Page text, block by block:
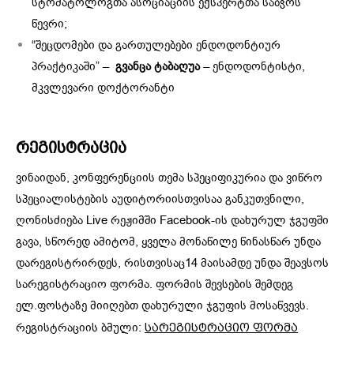
წევრი;
“შეცდომები და გართულებები ენდოდონტიურ
პრაქტიკაში” – გვანცა ტაბაღუა– ენდოდონტისტი,
მკვლევარი დოქტორანტი
რეგისტრაცია
ვინაიდან, კონფერენციის თემა სპეციფიკურია და ვიწრო
სპეციალისტების აუდიტორიისთვისაა განკუთვნილი,
ღონისძიება Live რეჟიმში Facebook-ის დახურულ ჯგუფში
გავა, სწორედ ამიტომ, ყველა მონაწილე წინასწარ უნდა
დარეგისტრირდეს, რისთვისაც14 მაისამდე უნდა შეავსოს
სარეგისტრაციო ფორმა. ფორმის შევსების შემდეგ
ელ.ფოსტაზე მიიღებთ დახურული ჯგუფის მოსაწვევს.
რეგისტრაციის ბმული: სარეგისტრაციო ფორმა